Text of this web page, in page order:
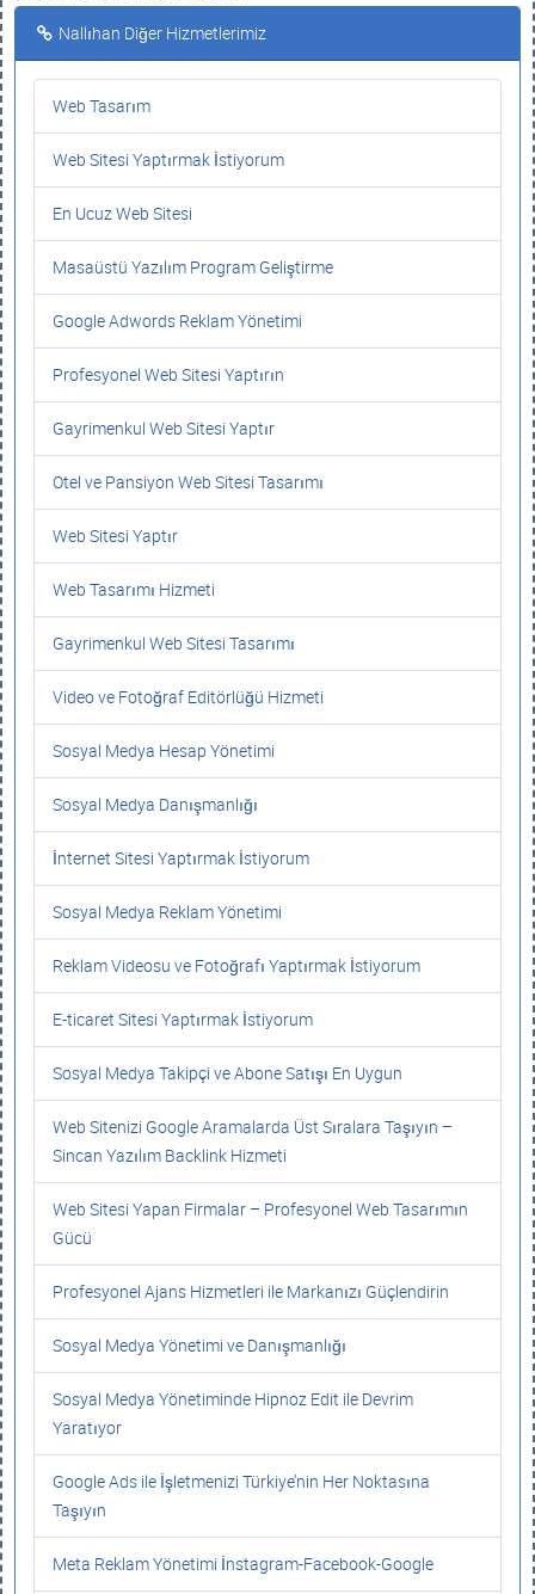
Nallıhan Diğer Hizmetlerimiz
Web Tasarım
Web Sitesi Yaptırmak İstiyorum
En Ucuz Web Sitesi
Masaüstü Yazılım Program Geliştirme
Google Adwords Reklam Yönetimi
Profesyonel Web Sitesi Yaptırın
Gayrimenkul Web Sitesi Yaptır
Otel ve Pansiyon Web Sitesi Tasarımı
Web Sitesi Yaptır
Web Tasarımı Hizmeti
Gayrimenkul Web Sitesi Tasarımı
Video ve Fotoğraf Editörlüğü Hizmeti
Sosyal Medya Hesap Yönetimi
Sosyal Medya Danışmanlığı
İnternet Sitesi Yaptırmak İstiyorum
Sosyal Medya Reklam Yönetimi
Reklam Videosu ve Fotoğrafı Yaptırmak İstiyorum
E-ticaret Sitesi Yaptırmak İstiyorum
Sosyal Medya Takipçi ve Abone Satışı En Uygun
Web Sitenizi Google Aramalarda Üst Sıralara Taşıyın –
Sincan Yazılım Backlink Hizmeti
Web Sitesi Yapan Firmalar – Profesyonel Web Tasarımın
Gücü
Profesyonel Ajans Hizmetleri ile Markanızı Güçlendirin
Sosyal Medya Yönetimi ve Danışmanlığı
Sosyal Medya Yönetiminde Hipnoz Edit ile Devrim
Yaratıyor
Google Ads ile İşletmenizi Türkiye’nin Her Noktasına
Taşıyın
Meta Reklam Yönetimi İnstagram-Facebook-Google